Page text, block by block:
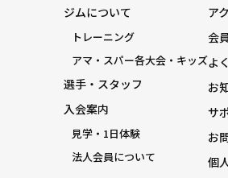
ジムについて
トレーニング
アマ・スパー各大会・キッズ
選手・スタッフ
入会案内
見学・1日体験
法人会員について
ア
会
よ
お
サ
お
個